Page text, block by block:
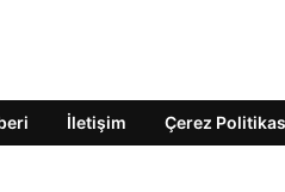
İletişim Çerez